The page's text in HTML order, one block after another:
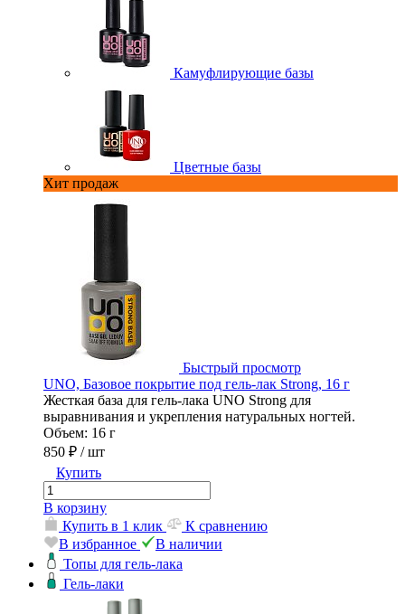
Камуфлирующие базы
Цветные базы
Хит продаж
Быстрый просмотр
UNO, Базовое покрытие под гель-лак Strong, 16 г
Жесткая база для гель-лака UNO Strong для
выравнивания и укрепления натуральных ногтей.
Объем: 16 г
850 ₽ / шт
Купить
В корзину
Купить в 1 клик
К сравнению
В избранное
В наличии
Топы для гель-лака
Гель-лаки